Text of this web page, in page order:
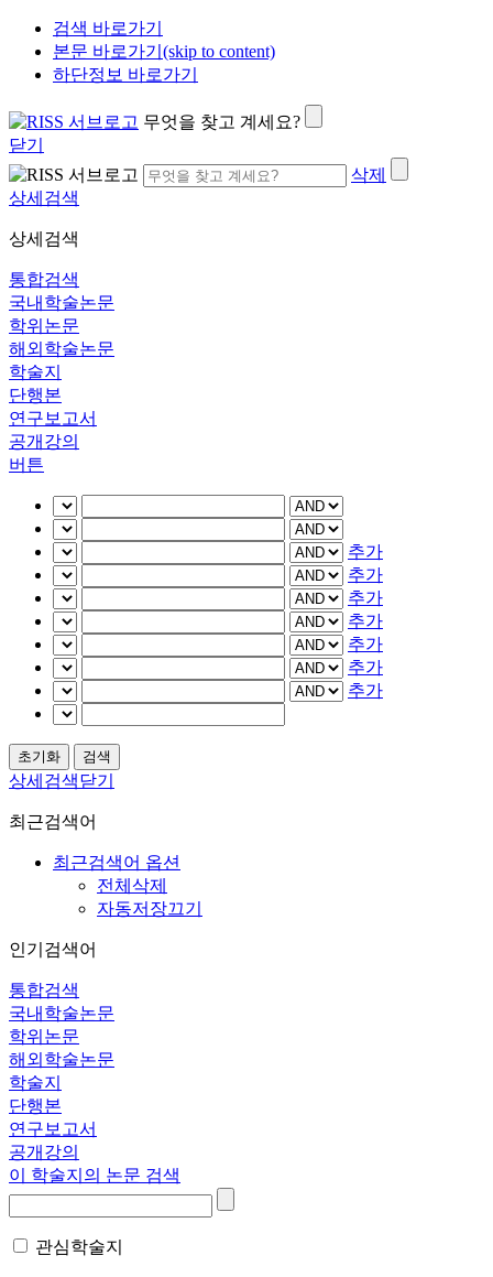
검색 바로가기
본문 바로가기(skip to content)
하단정보 바로가기
무엇을 찾고 계세요?
닫기
삭제
상세검색
상세검색
통합검색
국내학술논문
학위논문
해외학술논문
학술지
단행본
연구보고서
공개강의
버튼
추가
추가
추가
추가
추가
추가
추가
상세검색닫기
최근검색어
최근검색어 옵션
전체삭제
자동저장끄기
인기검색어
통합검색
국내학술논문
학위논문
해외학술논문
학술지
단행본
연구보고서
공개강의
이 학술지의 논문 검색
관심학술지